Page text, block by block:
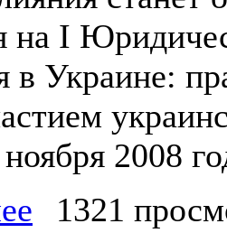
на I
в Украине:
2008
1321